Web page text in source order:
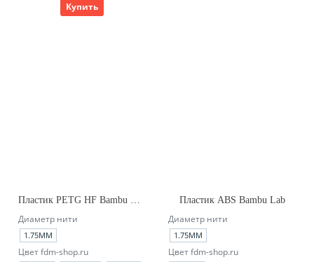
Купить
Пластик PETG HF Bambu Lab (no_spool)
Диаметр нити
1.75ММ
Цвет fdm-shop.ru
Пластик ABS Bambu Lab
Диаметр нити
1.75ММ
Цвет fdm-shop.ru